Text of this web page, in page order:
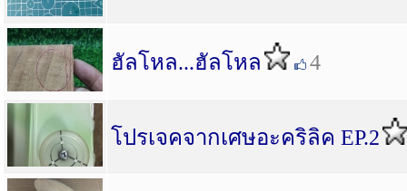
ฮัลโหล...ฮัลโหล 4
โปรเจคจากเศษอะคริลิค EP.2